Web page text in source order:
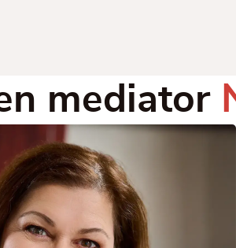
mediator